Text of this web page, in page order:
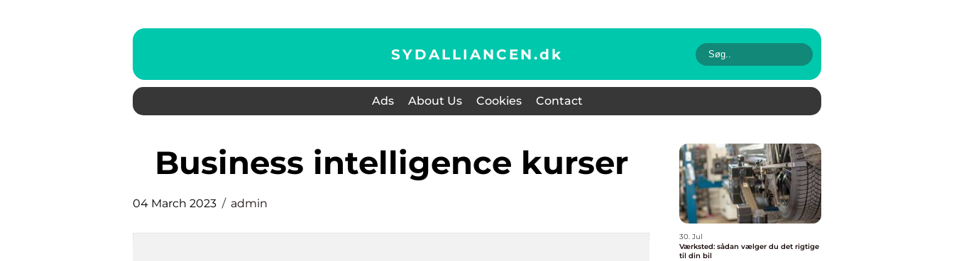
SYDALLIANCEN.dk
Ads About Us Cookies Contact
business intelligence kurser
04 March 2023 admin
30. Jul
Værksted: sådan vælger du det rigtige
til din bil